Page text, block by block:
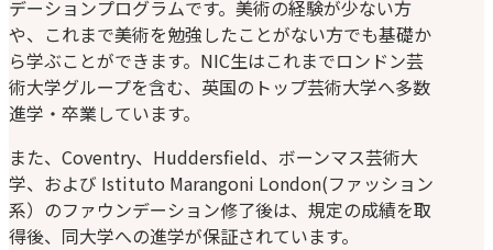
デーションプログラムです。美術の経験が少ない方
や、これまで美術を勉強したことがない方でも基礎か
ら学ぶことができます。NIC生はこれまでロンドン芸
術大学グループを含む、英国のトップ芸術大学へ多数
進学・卒業しています。
また、Coventry、Huddersfield、ボーンマス芸術大
学、および Istituto Marangoni London(ファッション
系）のファウンデーション修了後は、規定の成績を取
得後、同大学への進学が保証されています。